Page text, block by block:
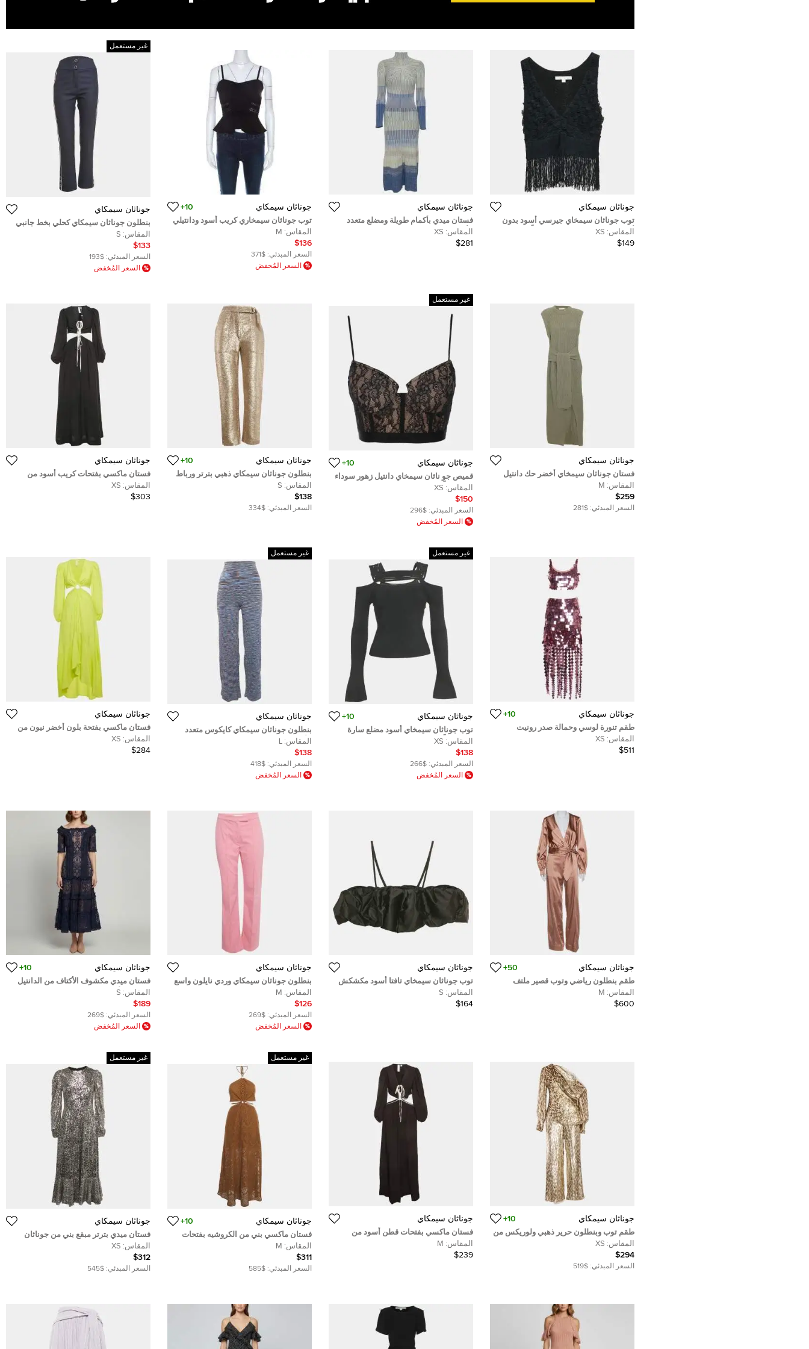
جوناثان سيمكاي
توب جوناثان سيمخاي جيرسي أسود بدون
أكمام مزين بشراشيب صغير جداً
المقاس: XS
$149
جوناثان سيمكاي
فستان ميدي بأكمام طويلة ومضلع متعدد
الألوان من جوناثان سيمخاي مقاس صغير
جدًا - إكس سمول
المقاس: XS
$281
جوناثان سيمكاي 10+
توب جوناثان سيمخاري كريب أسود ودانتيلي
بيبيليوم قصير M
المقاس: M
$136
السعر المبدئي: $371
السعر المُخفض
غير مستعمل
جوناثان سيمكاي
بنطلون جوناثان سيمكاي كحلي بخط جانبي
جبر الدين صغير
المقاس: S
$133
السعر المبدئي: $193
السعر المُخفض
جوناثان سيمكاي
فستان جوناثان سيمخاي أخضر حك دانتيل
جينا توب مقاس متوسط
المقاس: M
$259
السعر المبدئي: $281
غير مستعمل
جوناثان سيمكاي 10+
قميص جو ناثان سيمخاي دانتيل زهور سوداء
صغير جداً
المقاس: XS
$150
السعر المبدئي: $296
السعر المُخفض
جوناثان سيمكاي 10+
بنطلون جوناثان سيمكاي ذهبي بترتر ورباط
خصر صغير
المقاس: S
$138
السعر المبدئي: $334
جوناثان سيمكاي
فستان ماكسي بفتحات كريب أسود من
جوناثان سيمخاي مقاس صغير جدًا
المقاس: XS
$303
جوناثان سيمكاي 10+
طقم تنورة لوسي وحمالة صدر رونيت
باستيك جليتر وردي من جوناثان سيمخاي
مقاس صغير جداً - إكس إس
المقاس: XS
$511
غير مستعمل
جوناثان سيمكاي 10+
توب جوناثان سيمخاي أسود مضلع سارة
صغير جداً
المقاس: XS
$138
السعر المبدئي: $266
السعر المُخفض
غير مستعمل
جوناثان سيمكاي
بنطلون جوناثان سيمكاي كايكوس متعدد
الألوان محبوك واسع كبير
المقاس: L
$138
السعر المبدئي: $418
السعر المُخفض
جوناثان سيمكاي
فستان ماكسي بفتحة بلون أخضر نيون من
جوناثان سيمخاي مقاس صغير جدًا
المقاس: XS
$284
جوناثان سيمكاي 50+
طقم بنطلون رياضي وتوب قصير ملتف
جوناثان سيمخاي ساتان كريب وردي
سالمون مقاس متوسط - ميديوم
المقاس: M
$600
جوناثان سيمكاي
توب جوناثان سيمخاي تافتا أسود مكشكش
ليونورا كورسيه صغير
المقاس: S
$164
جوناثان سيمكاي
بنطلون جوناثان سيمكاي وردي نايلون واسع
متوسط
المقاس: M
$126
السعر المبدئي: $269
السعر المُخفض
جوناثان سيمكاي 10+
فستان ميدي مكشوف الأكتاف من الدانتيل
الزهري الأزرق الكحلي بطبقات من جوناثان
سيمكاي مقاس صغير
المقاس: S
$189
السعر المبدئي: $269
السعر المُخفض
جوناثان سيمكاي 10+
طقم توب وبنطلون حرير ذهبي ولوريكس من
جوناثان سيمخاي مقاس صغير - إس / صغير
جداً - إكس إس
المقاس: XS
$294
السعر المبدئي: $519
جوناثان سيمكاي
فستان ماكسي بفتحات قطن أسود من
جوناثان سيمخاي مقاس صغير
المقاس: M
$239
غير مستعمل
جوناثان سيمكاي 10+
فستان ماكسي بني من الكروشيه بفتحات
من جوناثان سيمخاي مقاس متوسط
المقاس: M
$311
السعر المبدئي: $585
غير مستعمل
جوناثان سيمكاي
فستان ميدي بترتر مبقع بني من جوناثان
سيمخاي مقاس صغير جدًا
المقاس: XS
$312
السعر المبدئي: $545